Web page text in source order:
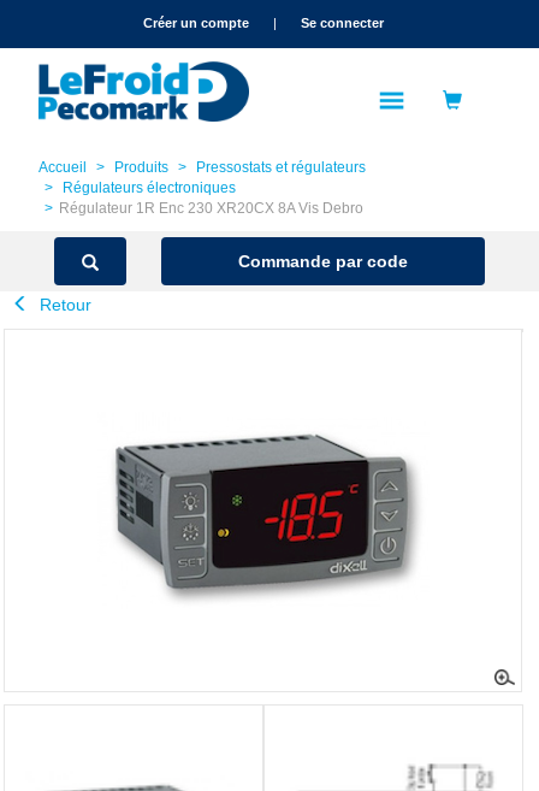
text.skipToNavigationCréer un compte | Se connecter
Accueil Produits
Pressostats et régulateurs
Régulateurs électroniques
Régulateur 1R Enc 230 XR20CX 8A Vis Debro
Commande par code
Retour